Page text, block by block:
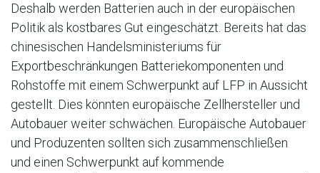
Deshalb werden Batterien auch in der europäischen
Politik als kostbares Gut eingeschätzt. Bereits hat das
chinesischen Handelsministeriums für
Exportbeschränkungen Batteriekomponenten und
Rohstoffe mit einem Schwerpunkt auf LFP in Aussicht
gestellt. Dies könnten europäische Zellhersteller und
Autobauer weiter schwächen. Europäische Autobauer
und Produzenten sollten sich zusammenschließen
und einen Schwerpunkt auf kommende